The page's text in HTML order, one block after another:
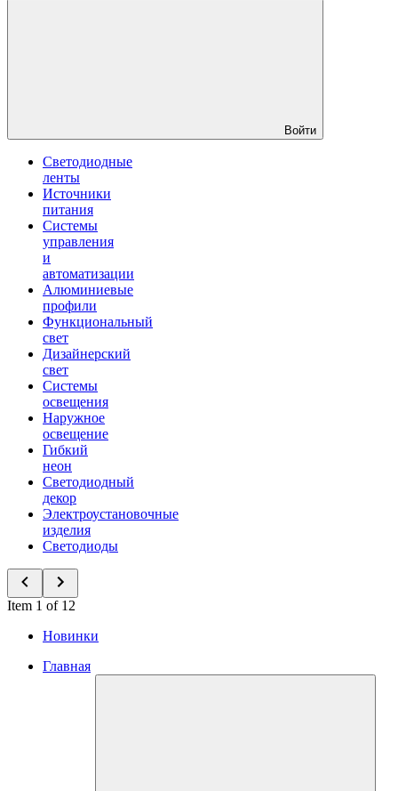
Войти
Светодиодные
ленты
Источники
питания
Системы
управления
и
автоматизации
Алюминиевые
профили
Функциональный
свет
Дизайнерский
свет
Системы
освещения
Наружное
освещение
Гибкий
неон
Светодиодный
декор
Электроустановочные
изделия
Светодиоды
Item 1 of 12
Новинки
Главная